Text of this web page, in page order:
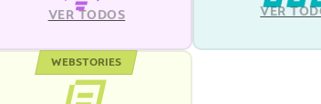
VER TODOS VER
WEBSTORIES